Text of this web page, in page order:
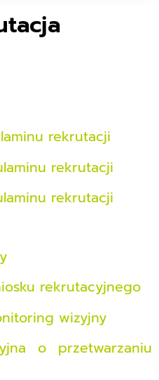
rekrutacji
rekrutacji
rekrutacji
rekrutacyjnego
wizyjny
o przetwarzaniu